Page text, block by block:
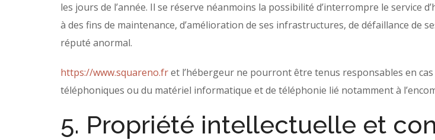
les jours de l’année. Il se réserve néanmoins la possibilité d’interrompre le
à des fins de maintenance, d’amélioration de ses infrastructures, de défaillance
réputé anormal.
https://www.squareno.fret l’hébergeur ne pourront être tenus responsables en
téléphoniques ou du matériel informatique et de téléphonie lié notamment à
5. Propriété intellectuelle et